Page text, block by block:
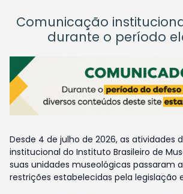
Comunicação
durante o período
Desde 4 de julho de 2026, as atividades
institucional do Instituto Brasileiro de
suas unidades museológicas passaram
restrições estabelecidas pela legislação